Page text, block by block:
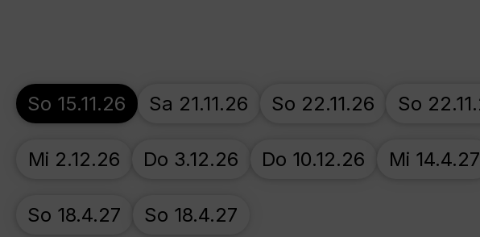
So 15.11.26 Sa 21.11.26 So 22.11.26 So
Mi 2.12.26 Do 3.12.26 Do 10.12.26 Mi 14.4.27
So 18.4.27 So 18.4.27